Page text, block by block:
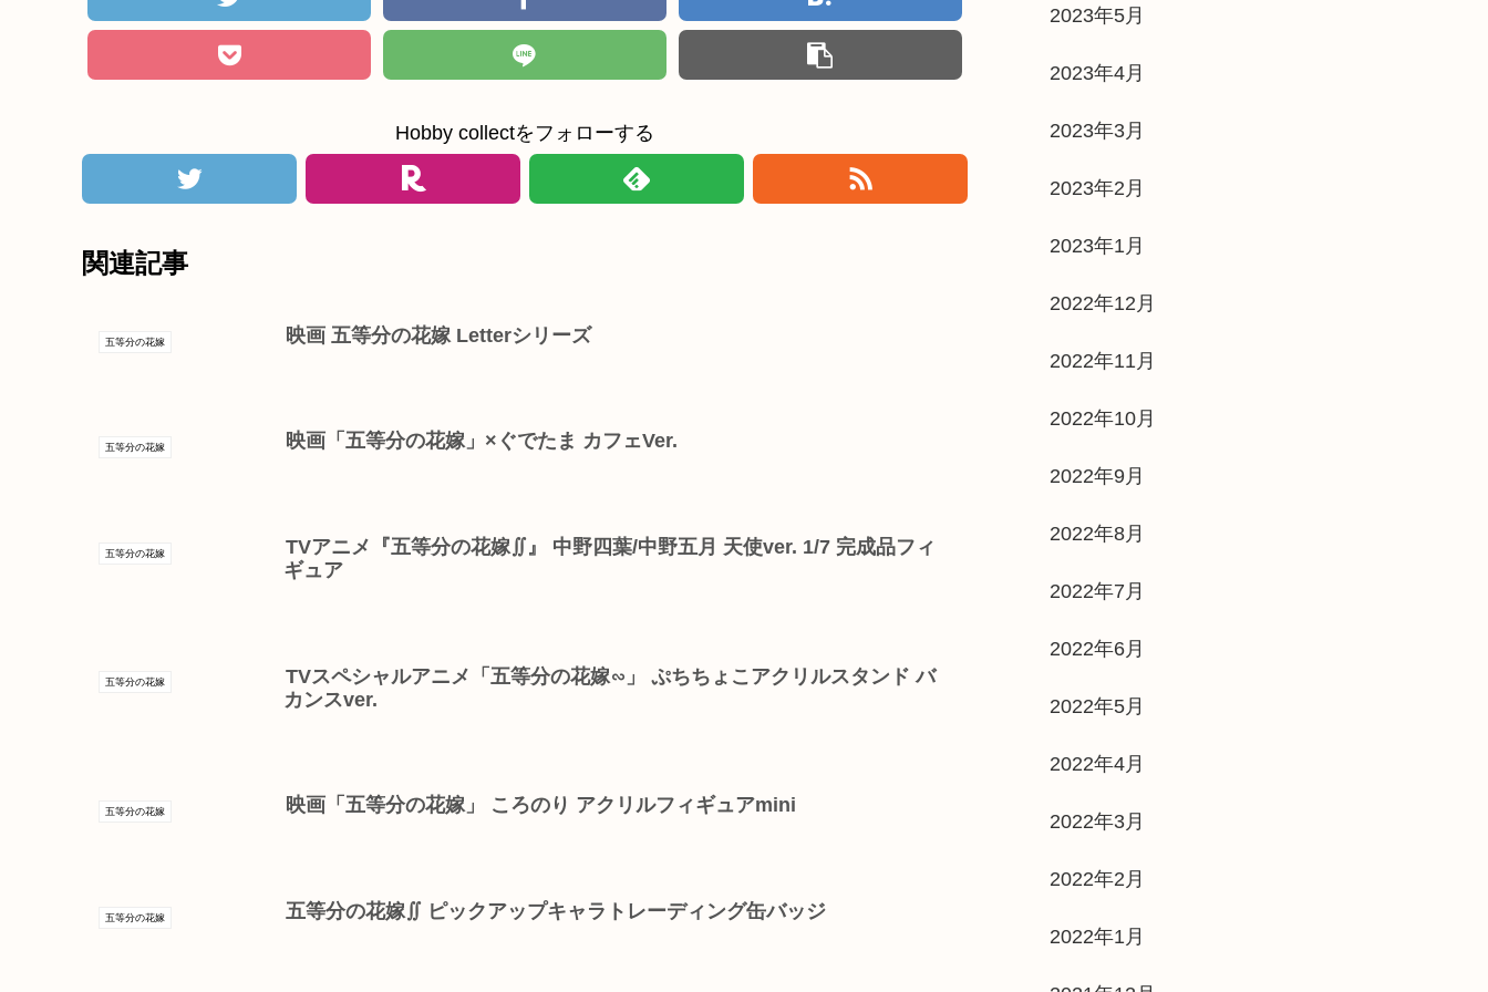
Hobby collectをフォローする
関連記事
五等分の花嫁 映画 五等分の花嫁 Letterシリーズ
五等分の花嫁 映画「五等分の花嫁」×ぐでたま カフェVer.
五等分の花嫁
TVアニメ『五等分の花嫁∬』 中野四葉/中野五月 天使ver. 1/7 完成品フィ
ギュア
五等分の花嫁
TVスペシャルアニメ「五等分の花嫁∽」 ぷちちょこアクリルスタンド バ
カンスver.
五等分の花嫁 映画「五等分の花嫁」 ころのり アクリルフィギュアmini
五等分の花嫁 五等分の花嫁∬ ピックアップキャラトレーディング缶バッジ
2023年5月
2023年4月
2023年3月
2023年2月
2023年1月
2022年12月
2022年11月
2022年10月
2022年9月
2022年8月
2022年7月
2022年6月
2022年5月
2022年4月
2022年3月
2022年2月
2022年1月